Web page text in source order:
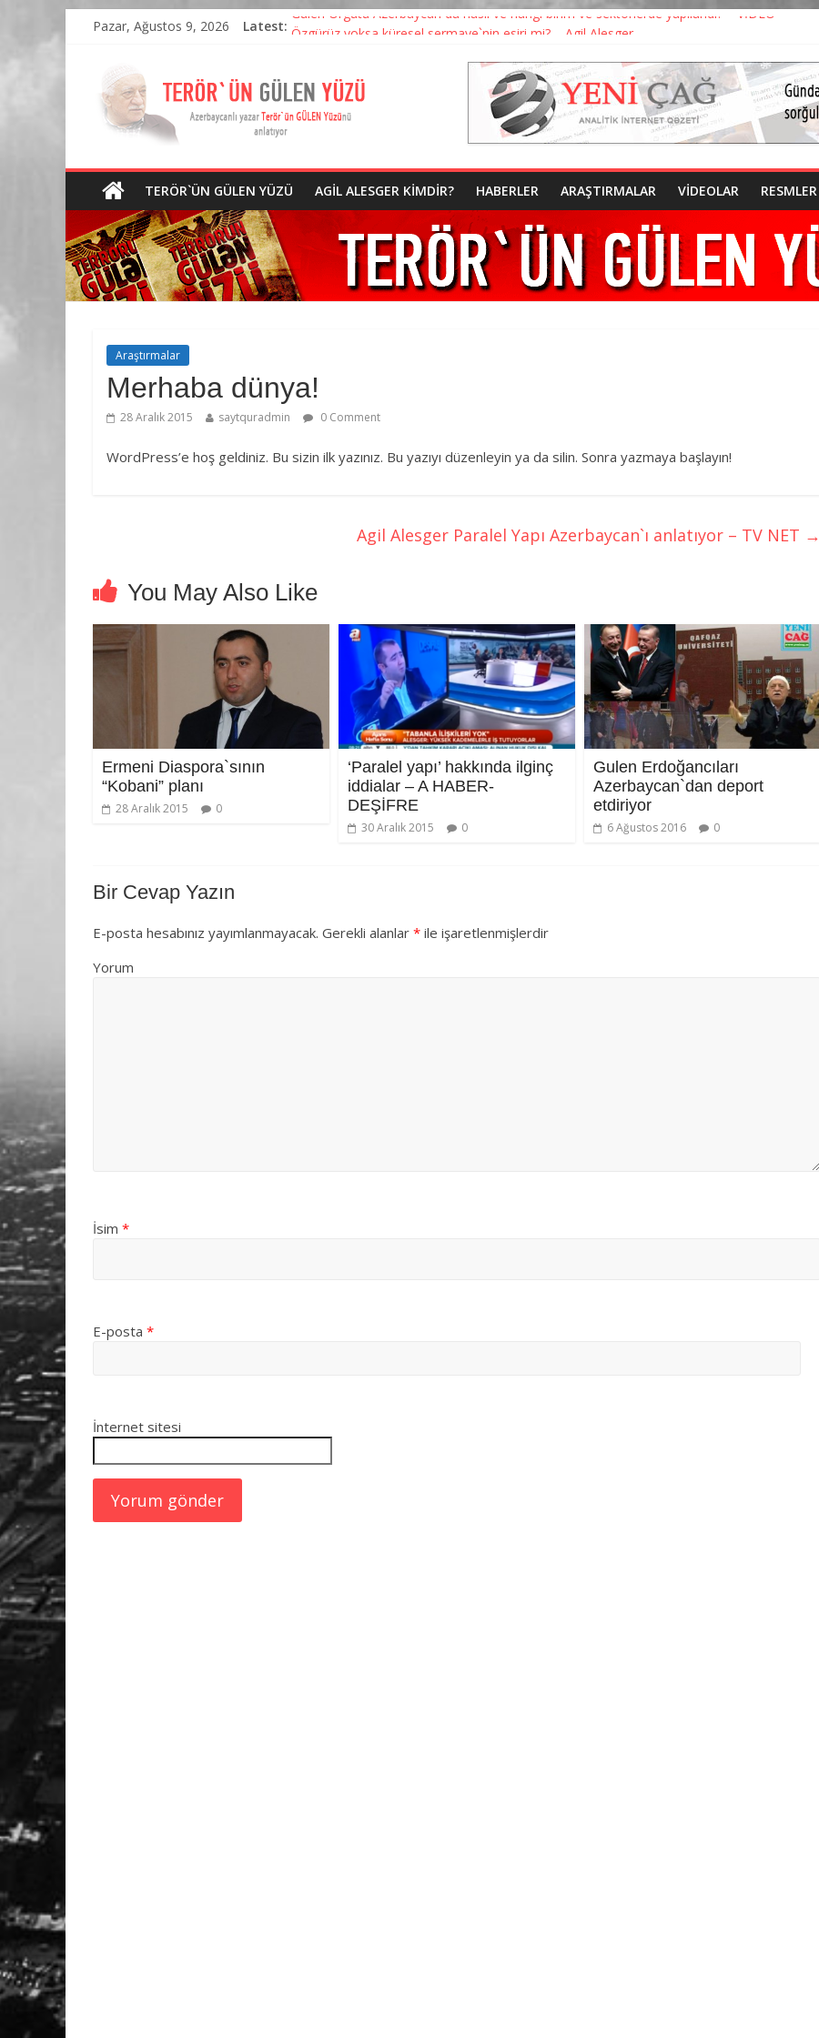
Pazar, Ağustos 9, 2026 Latest: Gülen Örgütü Azerbaycan`da nasıl ve hangı birim ve sektörlerde yapılandı? – VİDEO
“Sessiz İşgal – Azerbaycan’da Fetö Örgütlenmesi” – KİTAP ÇIKTI
Gülen neden yıllar sonra Tahşiye`yi hatırladı? – Agil Alesger yazıyor
Gulen Erdoğancıları Azerbaycan`dan deport etdiriyor
TERÖR`ÜN GÜLEN YÜZÜ AGIL ALESGER KIMDIR? HABERLER ARAŞTIRMALAR VIDEOLAR RESMLER
Araştırmalar
Merhaba dünya!
28 Aralık 2015 saytquradmin 0 Comment
WordPress’e hoş geldiniz. Bu sizin ilk yazınız. Bu yazıyı düzenleyin ya da silin. Sonra yazmaya başlayın!
Agil Alesger Paralel Yapı Azerbaycan`ı anlatıyor – TV NET →
You May Also Like
Ermeni Diaspora`sının
“Kobani” planı
28 Aralık 2015 0
‘Paralel yapı’ hakkında ilginç
iddialar – A HABER-
DEŞİFRE
30 Aralık 2015 0
Gulen Erdoğancıları
Azerbaycan`dan deport
etdiriyor
6 Ağustos 2016 0
Bir Cevap Yazın
E-posta hesabınız yayımlanmayacak. Gerekli alanlar * ile işaretlenmişlerdir
Yorum
İsim *
E-posta *
İnternet sitesi